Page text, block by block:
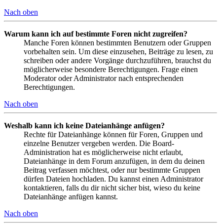
Nach oben
Warum kann ich auf bestimmte Foren nicht zugreifen?
Manche Foren können bestimmten Benutzern oder Gruppen
vorbehalten sein. Um diese einzusehen, Beiträge zu lesen, zu
schreiben oder andere Vorgänge durchzuführen, brauchst du
möglicherweise besondere Berechtigungen. Frage einen
Moderator oder Administrator nach entsprechenden
Berechtigungen.
Nach oben
Weshalb kann ich keine Dateianhänge anfügen?
Rechte für Dateianhänge können für Foren, Gruppen und
einzelne Benutzer vergeben werden. Die Board-
Administration hat es möglicherweise nicht erlaubt,
Dateianhänge in dem Forum anzufügen, in dem du deinen
Beitrag verfassen möchtest, oder nur bestimmte Gruppen
dürfen Dateien hochladen. Du kannst einen Administrator
kontaktieren, falls du dir nicht sicher bist, wieso du keine
Dateianhänge anfügen kannst.
Nach oben